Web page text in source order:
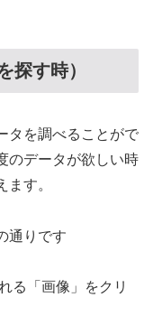
探す時）
タを調べることがで
のデータが欲しい時
す。
通りです
る「画像」をクリ